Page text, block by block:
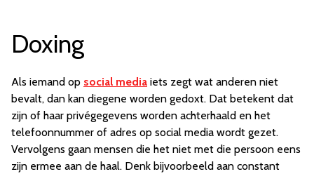
Doxing
Als iemand op social media iets zegt wat anderen niet
bevalt, dan kan diegene worden gedoxt. Dat betekent dat
zijn of haar privégegevens worden achterhaald en het
telefoonnummer of adres op social media wordt gezet.
Vervolgens gaan mensen die het niet met die persoon eens
zijn ermee aan de haal. Denk bijvoorbeeld aan constant